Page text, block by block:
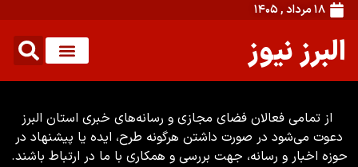
۱۸ مرداد , ۱۴۰۵
البرز نیوز
از تمامی فعالان فضای مجازی و رسانه‌های خبری استان البرز
دعوت می‌شود در صورت داشتن هرگونه طرح، ایده یا پیشنهاد در
حوزه اخبار و رسانه، جهت بررسی و همکاری با ما در ارتباط باشند.